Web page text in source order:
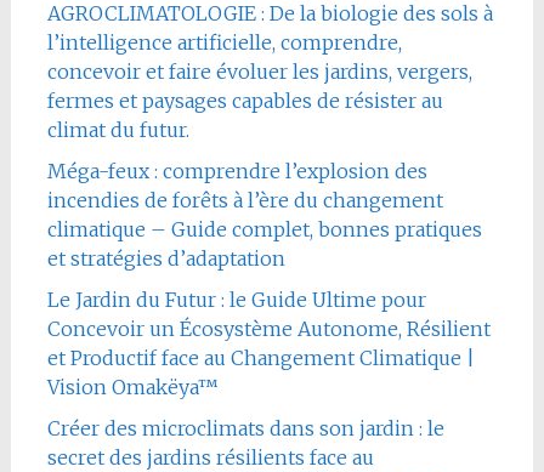
AGROCLIMATOLOGIE : De la biologie des sols à
l’intelligence artificielle, comprendre,
concevoir et faire évoluer les jardins, vergers,
fermes et paysages capables de résister au
climat du futur.
Méga-feux : comprendre l’explosion des
incendies de forêts à l’ère du changement
climatique – Guide complet, bonnes pratiques
et stratégies d’adaptation
Le Jardin du Futur : le Guide Ultime pour
Concevoir un Écosystème Autonome, Résilient
et Productif face au Changement Climatique |
Vision Omakëya™
Créer des microclimats dans son jardin : le
secret des jardins résilients face au